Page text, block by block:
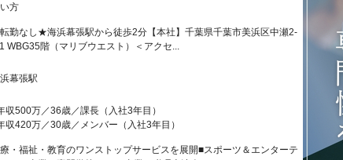
方
勤なし★海浜幕張駅から徒歩2分【本社】千葉県千葉市美浜区中瀬2-
WBG35階（マリブウエスト）＜アクセ...
幕張駅
収500万／36歳／課長（入社3年目）
収420万／30歳／メンバー（入社3年目）
・福祉・教育のワンストップサービスを展開■スポーツ＆エンターテ